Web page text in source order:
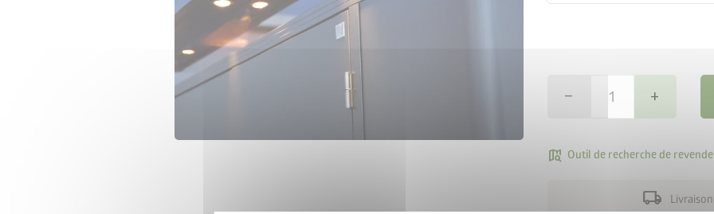
remove add
map_search Outil de recherche de
local_shipping